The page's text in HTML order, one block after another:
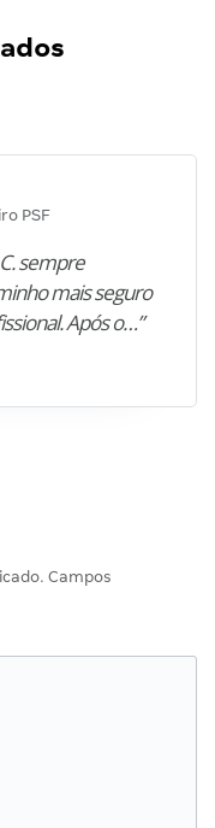
PSF
sempre
mais seguro
Após o…”
Campos